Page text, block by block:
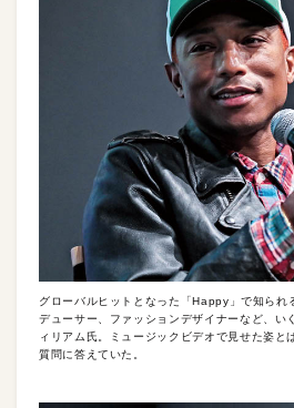
グローバルヒットとなった「Happy」で知られ
デューサー、ファッションデザイナーなど、い
ィリアム氏。ミュージックビデオで見せた姿と
質問に答えていた。